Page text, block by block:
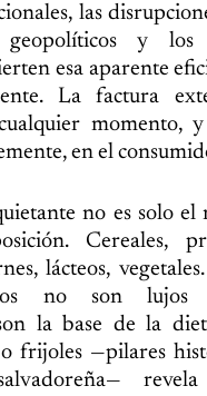
las
y los
esa aparente
La factura
momento,
en el
no es solo el
Cereales,
lácteos,
no son lujos
la base de la
frijoles —pilares